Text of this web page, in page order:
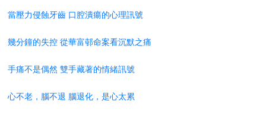
當壓力侵蝕牙齒 口腔潰瘍的心理訊號
幾分鐘的失控 從華富邨命案看沉默之痛
手痛不是偶然 雙手藏著的情緒訊號
心不老，腦不退 腦退化，是心太累